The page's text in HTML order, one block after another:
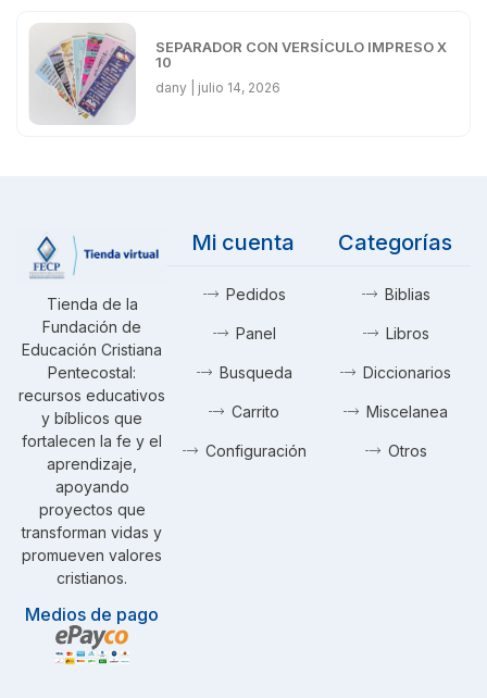
SEPARADOR CON VERSÍCULO IMPRESO X
10
dany julio 14, 2026
Tienda de la
Fundación de
Educación Cristiana
Pentecostal:
recursos educativos
y bíblicos que
fortalecen la fe y el
aprendizaje,
apoyando
proyectos que
transforman vidas y
promueven valores
cristianos.
Medios de pago
Mi cuenta
Pedidos
Panel
Busqueda
Carrito
Configuración
Categorías
Biblias
Libros
Diccionarios
Miscelanea
Otros